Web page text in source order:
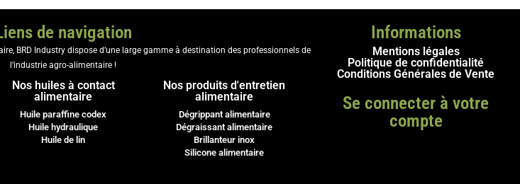
de navigation
BRD Industry dispose d’une large gamme à destination des professionnels de
l’industrie agro-alimentaire !
Nos huiles à contact
alimentaire
Huile paraffine codex
Huile hydraulique
Huile de lin
Nos produits d'entretien
alimentaire
Dégrippant alimentaire
Dégraissant alimentaire
Brillanteur inox
Silicone alimentaire
Informations
Mentions légales
Politique de confidentialité
Conditions Générales de Vente
Se connecter à votre
compte